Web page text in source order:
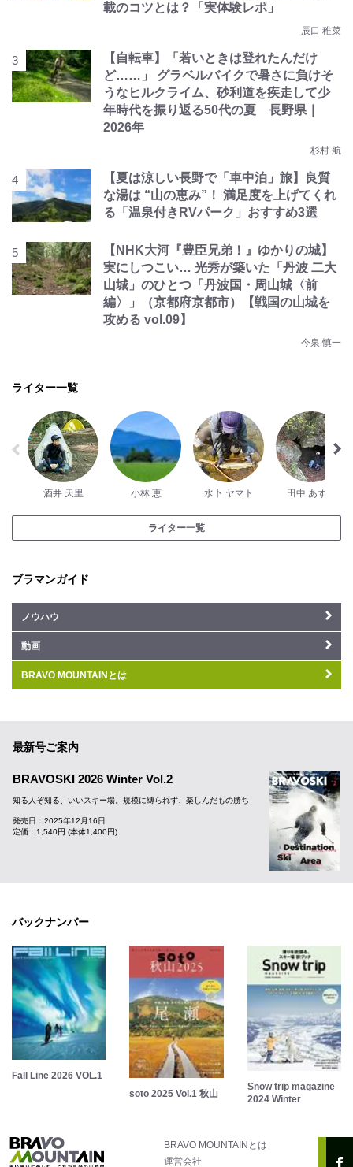
載のコツとは？「実体験レポ」
辰口 稚菜
【自転車】「若いときは登れたんだけ
ど……」 グラベルバイクで暑さに負けそ
うなヒルクライム、砂利道を疾走して少
年時代を振り返る50代の夏 長野県｜
2026年
杉村 航
【夏は涼しい長野で「車中泊」旅】良質
な湯は “山の恵み”！ 満足度を上げてくれ
る「温泉付きRVパーク」おすすめ3選
【NHK大河『豊臣兄弟！』ゆかりの城】
実にしつこい… 光秀が築いた「丹波 二大
山城」のひとつ「丹波国・周山城〈前
編〉」（京都府京都市）【戦国の山城を
攻める vol.09】
今泉 慎一
ライター一覧
酒井 天里 小林 恵 水卜 ヤマト 田中 あずみ
ライター一覧
ブラマンガイド
ノウハウ
動画
BRAVO MOUNTAINとは
最新号ご案内
BRAVOSKI 2026 Winter Vol.2
知る人ぞ知る、いいスキー場。規模に縛られず、楽しんだもの勝ち
発売日：2025年12月16日
定価：1,540円 (本体1,400円)
バックナンバー
Fall Line 2026 VOL.1
soto 2025 Vol.1 秋山
Snow trip magazine
2024 Winter
BRAVO MOUNTAINとは
運営会社